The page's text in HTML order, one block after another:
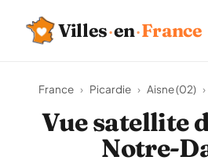
Villes·en·France
France › Picardie › Aisne (02) ›
Vue satellite
Notre-